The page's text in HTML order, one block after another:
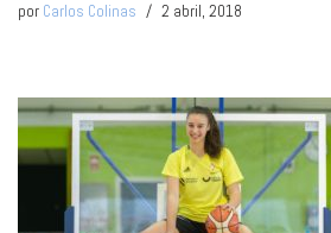
por Carlos Colinas 2 abril, 2018